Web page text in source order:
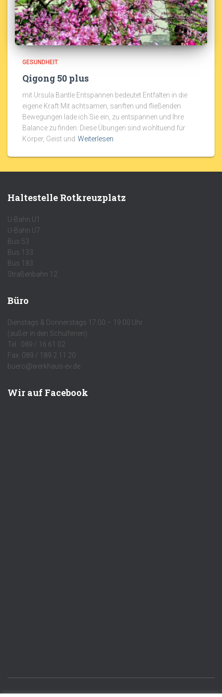
GESUNDHEIT
Qigong 50 plus
mit Ursula Bantle Entspannen bedeutet Entfalten in die
eigene Kraft Mit achtsamen, sanften und fließenden
Bewegungen lade ich Sie ein, zu entspannen und Ihre
Balance zu finden. Diese Übungen sind wohltuend für
Körper, Geist und Weiterlesen
Haltestelle Rotkreuzplatz
U-Bahn U1
U-Bahn U7
Bus 53
Bus 133
Bus 183
Straßenbahn 12
Büro
Dienstags & Donnerstags 17:00 – 19:00 Uhr
(außer in den Schulferien)
Tel.: 089 / 16 61 02
Fax: 089 / 189 2 11 20
buero@werkhaus-ev.de
Wir auf Facebook